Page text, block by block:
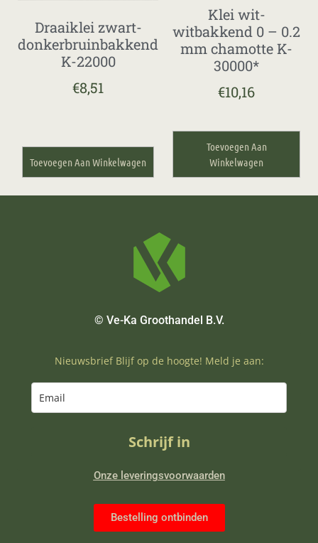
Draaiklei zwart-
donkerbruinbakkend
K-22000
€8,51
Toevoegen Aan Winkelwagen
Klei wit-
witbakkend 0 – 0.2
mm chamotte K-
30000*
€10,16
Toevoegen Aan
Winkelwagen
© Ve-Ka Groothandel B.V.
Nieuwsbrief Blijf op de hoogte! Meld je aan:
Schrijf in
Onze leveringsvoorwaarden
Bestelling ontbinden